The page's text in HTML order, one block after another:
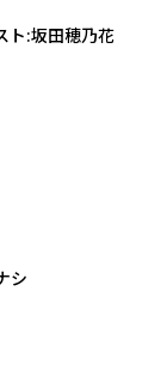
ト:坂田穂乃花
シ